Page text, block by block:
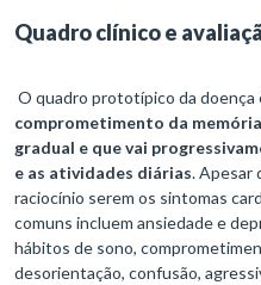
Quadro clínico e
O quadro prototípico da doença
comprometimento da
gradual e que vai
e as atividades diárias. Apesar
raciocínio serem os sintomas
comuns incluem ansiedade e
hábitos de sono,
desorientação, confusão,